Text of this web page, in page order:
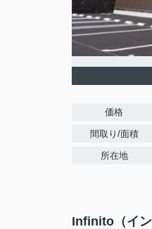
価格
間取り/面積
所在地
Infinito（イ